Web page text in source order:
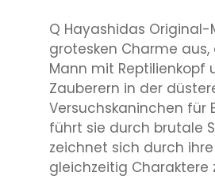
Q Hayashidas
grotesken Charme
Mann mit Reptilienkopf
Zauberern in der
Versuchskaninchen für
führt sie durch brutale
zeichnet sich durch
gleichzeitig Charaktere